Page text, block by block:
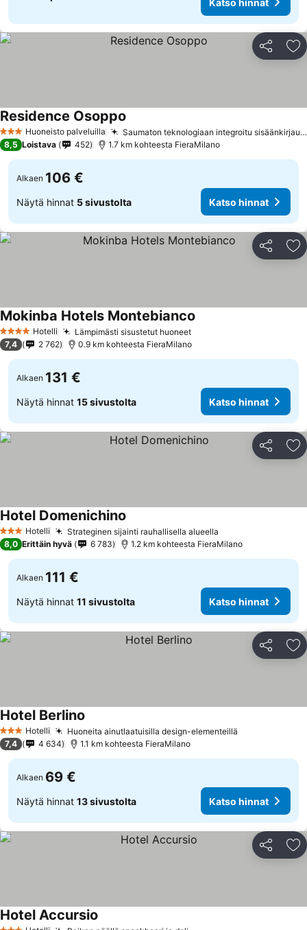
Jaa
3 Tähtiluokitus
Huoneisto palveluilla Saumaton teknologiaan integroitu sisäänkirjautuminen
Residence Osoppo
8,5 Loistava 452 1.7 km kohteesta FieraMilano
Alkaen 106 €
Näytä hinnat 5 sivustolta Katso hinnat
Jaa
4 Tähtiluokitus
Hotelli Lämpimästi sisustetut huoneet
Mokinba Hotels Montebianco
7,4 2 762 0.9 km kohteesta FieraMilano
Alkaen 131 €
Näytä hinnat 15 sivustolta Katso hinnat
Jaa
3 Tähtiluokitus
Hotelli Strateginen sijainti rauhallisella alueella
Hotel Domenichino
8,0 Erittäin hyvä 6 783 1.2 km kohteesta FieraMilano
Alkaen 111 €
Näytä hinnat 11 sivustolta Katso hinnat
Jaa
3 Tähtiluokitus
Hotelli Huoneita ainutlaatuisilla design-elementeillä
Hotel Berlino
7,4 4 634 1.1 km kohteesta FieraMilano
Alkaen 69 €
Näytä hinnat 13 sivustolta Katso hinnat
Jaa
Hotel Accursio